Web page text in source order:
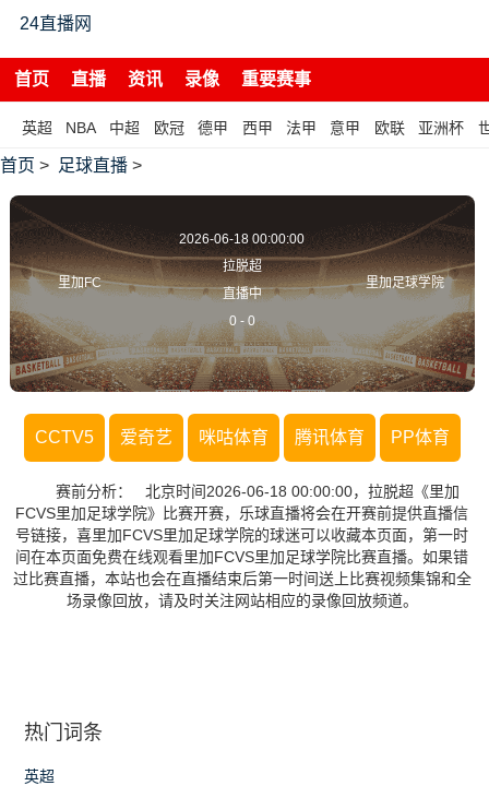
24直播网
首页 直播 资讯 录像 重要赛事
英超 NBA 中超 欧冠 德甲 西甲 法甲 意甲 欧联 亚洲杯
首页 > 足球直播 >
里加FC
2026-06-18 00:00:00
拉脱超
直播中
0 - 0
里加足球学院
CCTV5 爱奇艺 咪咕体育 腾讯体育 PP体育
赛前分析： 北京时间2026-06-18 00:00:00，拉脱超《里加
FCVS里加足球学院》比赛开赛，乐球直播将会在开赛前提供直播信
号链接，喜里加FCVS里加足球学院的球迷可以收藏本页面，第一时
间在本页面免费在线观看里加FCVS里加足球学院比赛直播。如果错
过比赛直播，本站也会在直播结束后第一时间送上比赛视频集锦和全
场录像回放，请及时关注网站相应的录像回放频道。
热门词条
英超